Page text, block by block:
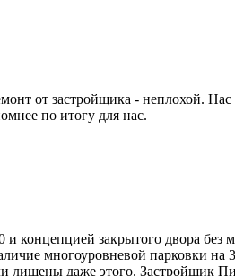
от застройщика - неплохой.
по итогу для нас.
закрытого двора без
многоуровневой парковки на
лишены даже этого. Застройщик